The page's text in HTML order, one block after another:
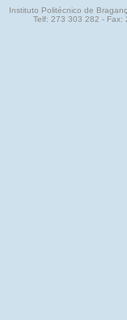
Instituto Politécnico de
Telf: 273 303 282 - Fax: